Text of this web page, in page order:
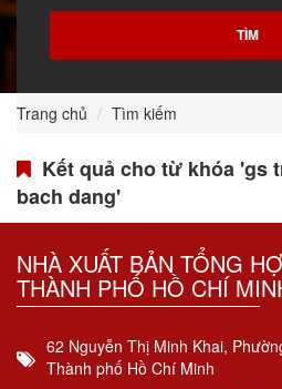
Trang chủ Tìm kiếm
Kết quả cho từ khóa 'gs
bach dang'
NHÀ XUẤT BẢN TỔNG
THÀNH PHỐ HỒ CHÍ
62 Nguyễn Thị Minh Khai,
Thành phố Hồ Chí Minh